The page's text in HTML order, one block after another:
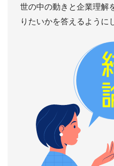
世の中の動きと企業理解
りたいかを答えるように